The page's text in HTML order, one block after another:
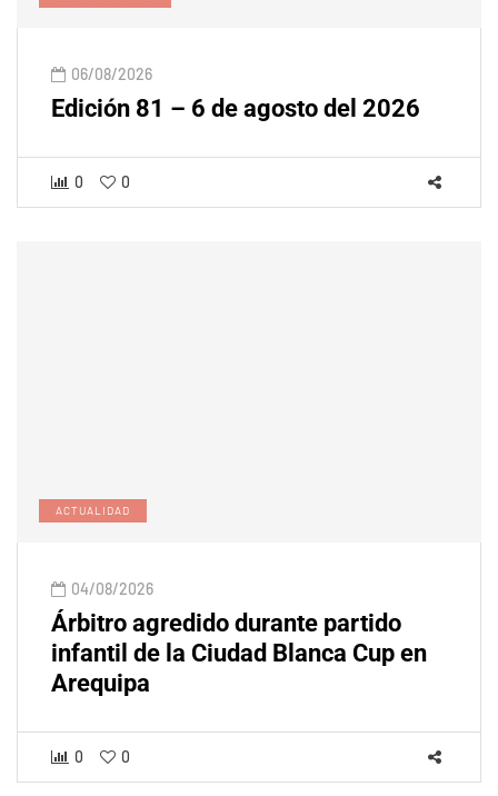
06/08/2026
Edición 81 – 6 de agosto del 2026
0 0
ACTUALIDAD
04/08/2026
Árbitro agredido durante partido
infantil de la Ciudad Blanca Cup en
Arequipa
0 0